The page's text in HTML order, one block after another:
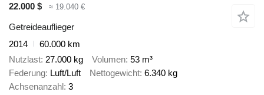
22.000 $
≈ 19.040 €
Getreideauflieger
2014
60.000 km
Nutzlast 27.000 kg Volumen 53 m³
Federung Luft/Luft Nettogewicht 6.340 kg
Achsenanzahl 3